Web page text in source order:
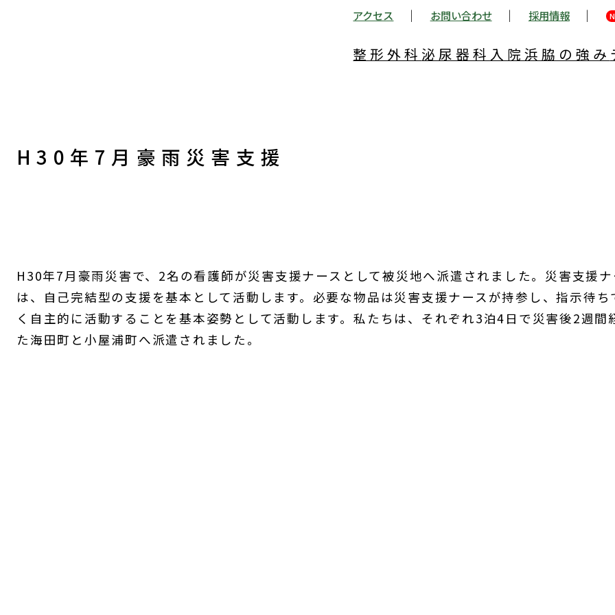
アクセス お問い合わせ 採用情報
整形外科 泌尿器科 入院 浜脇の強み
H30年7月豪雨災害支援
H30年7月豪雨災害で、2名の看護師が災害支援ナースとして被災地へ派遣されました。災害支援
は、自己完結型の支援を基本として活動します。必要な物品は災害支援ナースが持参し、指示待ち
く自主的に活動することを基本姿勢として活動します。私たちは、それぞれ3泊4日で災害後2週間
た海田町と小屋浦町へ派遣されました。